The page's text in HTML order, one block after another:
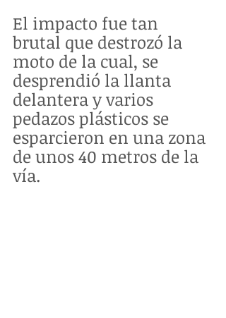
El impacto fue tan
brutal que destrozó la
moto de la cual, se
desprendió la llanta
delantera y varios
pedazos plásticos se
esparcieron en una zona
de unos 40 metros de la
vía.